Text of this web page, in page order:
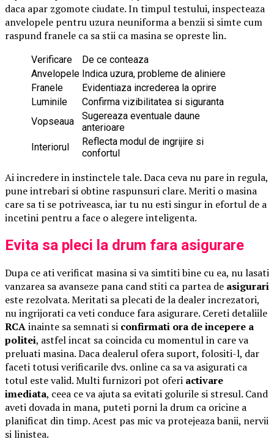
daca apar zgomote ciudate. In timpul testului, inspecteaza
anvelopele pentru uzura neuniforma a benzii si simte cum
raspund franele ca sa stii ca masina se opreste lin.
Verificare
De ce conteaza
Anvelopele Indica uzura, probleme de aliniere
Franele
Evidentiaza increderea la oprire
Luminile
Confirma vizibilitatea si siguranta
Vopseaua
Sugereaza eventuale daune
anterioare
Interiorul
Reflecta modul de ingrijire si
confortul
Ai incredere in instinctele tale. Daca ceva nu pare in regula,
pune intrebari si obtine raspunsuri clare. Meriti o masina
care sa ti se potriveasca, iar tu nu esti singur in efortul de a
incetini pentru a face o alegere inteligenta.
Evita sa pleci la drum fara asigurare
Dupa ce ati verificat masina si va simtiti bine cu ea, nu lasati
vanzarea sa avanseze pana cand stiti ca partea de asigurari
este rezolvata. Meritati sa plecati de la dealer increzatori,
nu ingrijorati ca veti conduce fara asigurare. Cereti detaliile
RCAinainte sa semnati si confirmati ora de incepere a
politei, astfel incat sa coincida cu momentul in care va
preluati masina. Daca dealerul ofera suport, folositi-l, dar
faceti totusi verificarile dvs. online ca sa va asigurati ca
totul este valid. Multi furnizori pot oferi activare
imediata, ceea ce va ajuta sa evitati golurile si stresul. Cand
aveti dovada in mana, puteti porni la drum ca oricine a
planificat din timp. Acest pas mic va protejeaza banii, nervii
si linistea.